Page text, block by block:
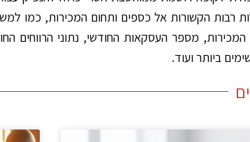
רבות הקשורות אל כספים ותחום המכירות, כמו
המכירות, מספר העסקאות החודשי, נתוני הרווחים
ביותר ועוד.